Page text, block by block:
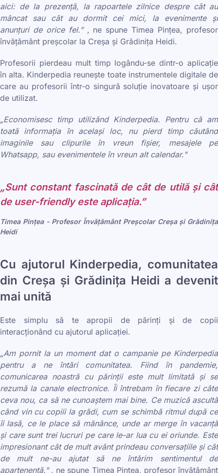
aici: de la prezență, la rapoartele zilnice despre cât au
mâncat sau cât au dormit cei mici, la evenimente și
anunțuri de orice fel.”, ne spune Timea Pințea, profesor
învățământ preșcolar la Creșa și Grădinița Heidi.
Profesorii pierdeau mult timp logându-se dintr-o aplicație
în alta. Kinderpedia reunește toate instrumentele digitale de
care au profesorii într-o singură soluție inovatoare și ușor
de utilizat.
„Economisesc timp utilizând Kinderpedia. Pentru că am
toată informația în același loc, nu pierd timp căutând
imaginile sau clipurile în vreun fișier, mesajele pe
Whatsapp, sau evenimentele în vreun alt calendar."
„Sunt constant fascinată de cât de utilă și cât
de user-friendly este aplicația.”
Timea Pințea - Profesor Învățământ Preșcolar Creșa și Grădinița
Heidi
Cu ajutorul Kinderpedia, comunitatea
din Creșa și Grădinița Heidi a devenit
mai unită
Este simplu să te apropii de părinți și de copii
interacționând cu ajutorul aplicației.
„Am pornit la un moment dat o campanie pe Kinderpedia
pentru a ne întări comunitatea. Fiind în pandemie,
comunicarea noastră cu părinții este mult limitată și se
rezumă la canale electronice. Îi întrebam în fiecare zi câte
ceva nou, ca să ne cunoaștem mai bine. Ce muzică ascultă
când vin cu copiii la grădi, cum se schimbă ritmul după ce
îi lasă, ce le place să mănânce, unde ar merge în vacanță
și care sunt trei lucruri pe care le-ar lua cu ei oriunde. Este
impresionant cât de mult avânt prindeau conversațiile și cât
de mult ne-au ajutat să ne întărim sentimentul de
apartenență." , ne spune Timea Pințea, profesor învățământ